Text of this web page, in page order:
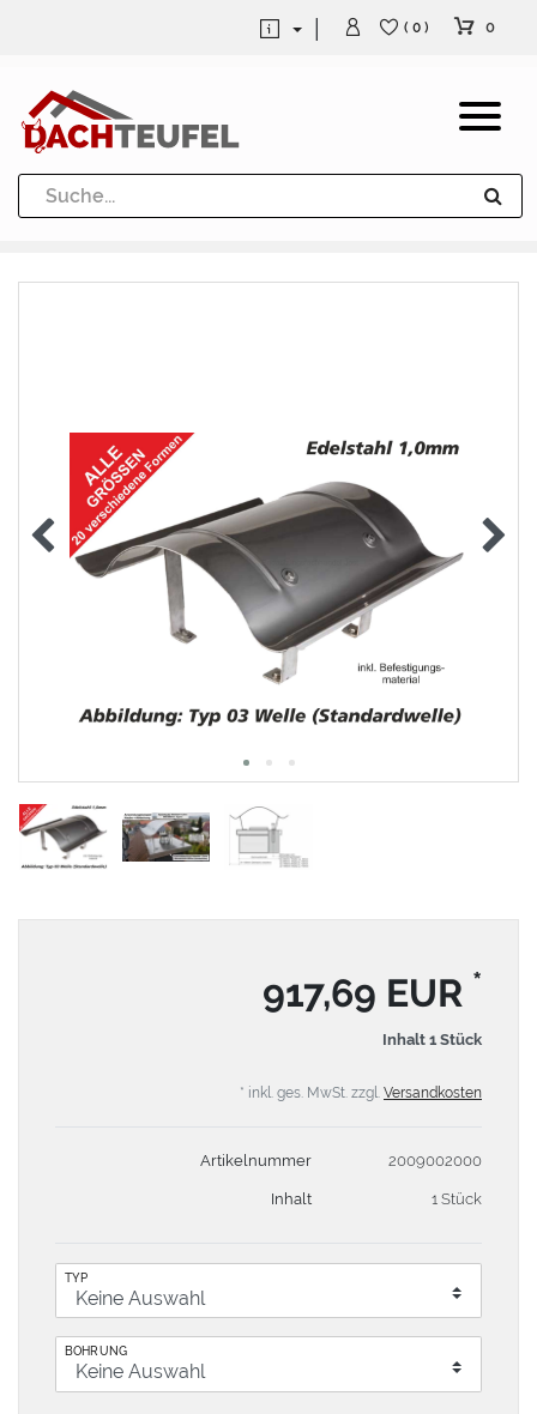
Dachrinne und Fallrohre
Werkzeuge und Löttechnik
( 0 ) 0
917,69 EUR *
Inhalt 1 Stück
* inkl. ges. MwSt. zzgl. Versandkosten
Artikelnummer 2009002000
Inhalt 1 Stück
TYP
BOHRUNG